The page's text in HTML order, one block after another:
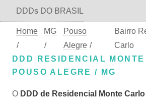
DDDs DO BRASIL
Home
/
MG
/
Pouso
Alegre /
Bairro
Carlo
DDD RESIDENCIAL
POUSO ALEGRE / MG
O DDD de Residencial Monte